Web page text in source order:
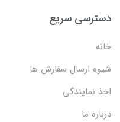
دسترسی سریع
خانه
شیوه ارسال سفارش ها
اخذ نمایندگی
درباره ما